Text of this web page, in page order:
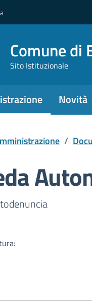
Comune di
Sito Istituzionale
Novità
/
del